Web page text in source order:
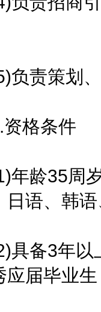
责策划、
格条件
龄35周岁
日语、韩
备3年以上
应届毕业生